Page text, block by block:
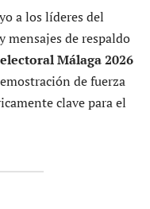
a los líderes del
mensajes de respaldo
Málaga 2026
de fuerza
clave para el